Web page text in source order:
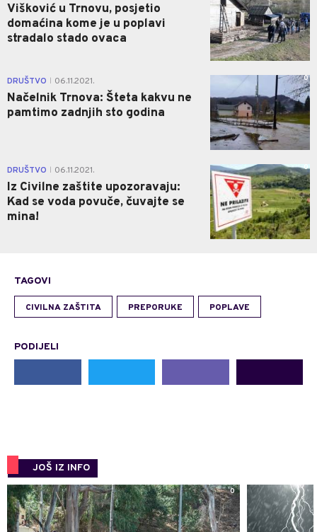
Višković u Trnovu, posjetio
domaćina kome je u poplavi
stradalo stado ovaca
DRUŠTVO 06.11.2021.
Načelnik Trnova: Šteta kakvu ne
pamtimo zadnjih sto godina
0
DRUŠTVO 06.11.2021.
Iz Civilne zaštite upozoravaju:
Kad se voda povuče, čuvajte se
mina!
0
TAGOVI
CIVILNA ZAŠTITA PREPORUKE POPLAVE
PODIJELI
JOŠ IZ INFO
0